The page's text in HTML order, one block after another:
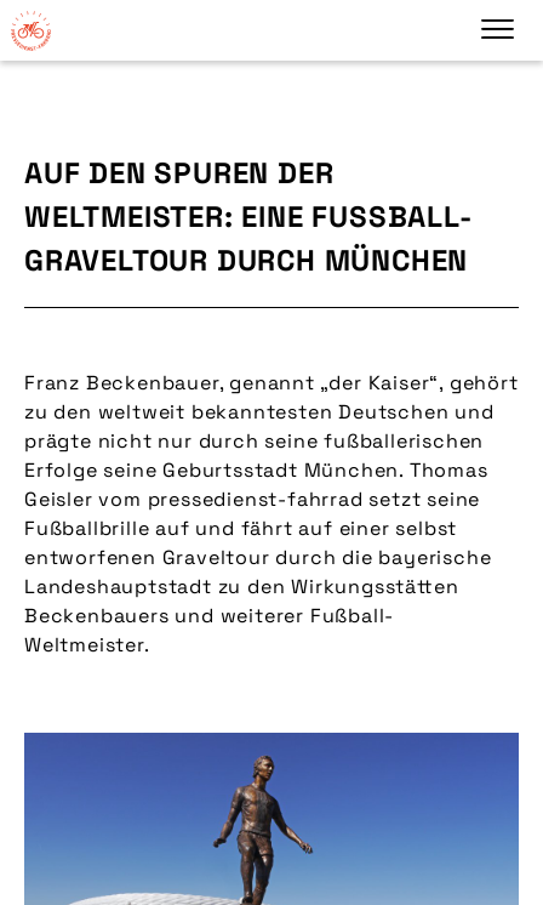
AUF DEN SPUREN DER
WELTMEISTER: EINE FUSSBALL-G
RAVELTOUR DURCH MÜNCHEN
Franz Beckenbauer, genannt „der Kaiser“, gehört
zu den weltweit bekanntesten Deutschen und
prägte nicht nur durch seine fußballerischen
Erfolge seine Geburtsstadt München. Thomas
Geisler vom pressedienst-fahrrad setzt seine
Fußballbrille auf und fährt auf einer selbst
entworfenen Graveltour durch die bayerische
Landeshauptstadt zu den Wirkungsstätten
Beckenbauers und weiterer Fußball-
Weltmeister.